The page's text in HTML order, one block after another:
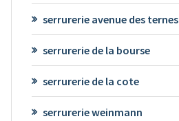
serrurerie avenue des ternes
serrurerie de la bourse
serrurerie de la cote
serrurerie weinmann